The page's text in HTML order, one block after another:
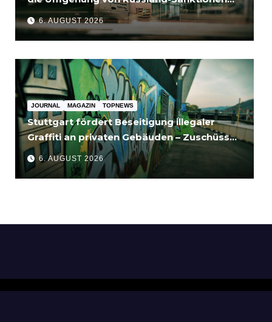
für Unternehmen bedeutet
6. AUGUST 2026
JOURNAL MAGAZIN TOPNEWS
Stuttgart fördert Beseitigung illegaler
Graffiti an privaten Gebäuden – Zuschüsse
bis 3.500 Euro
6. AUGUST 2026